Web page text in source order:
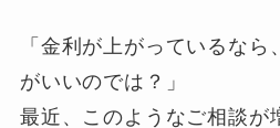
「金利が上がっているな
がいいのでは？」
最近、このようなご相談が